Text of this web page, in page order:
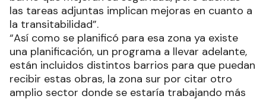
las tareas adjuntas implican mejoras en cuanto a
la transitabilidad”.
“Así como se planificó para esa zona ya existe
una planificación, un programa a llevar adelante,
están incluidos distintos barrios para que puedan
recibir estas obras, la zona sur por citar otro
amplio sector donde se estaría trabajando más